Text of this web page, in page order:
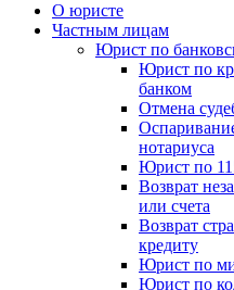
О юристе
Частным лицам
Юрист по
Юрист по
банком
Отмена
нотариуса
Юрист по
Возврат
или счета
Возврат
кредиту
Юрист по
Юрист по